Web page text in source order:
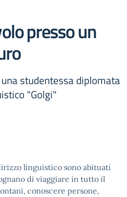
presso un
studentessa diplomata
"Golgi"
linguistico sono abituati
di viaggiare in tutto il
conoscere persone,